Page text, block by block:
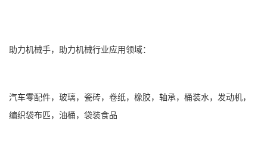
助力机械手，助力机械行业应用领域：
汽车零配件，玻璃，瓷砖，卷纸，橡胶，轴承，桶装水，发动机，
编织袋布匹，油桶，袋装食品